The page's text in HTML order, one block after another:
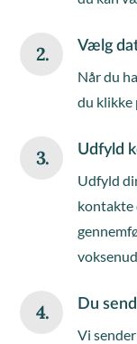
2. Vælg
Når du
du klikke
3. Udfyld
Udfyld
kontakte
4. Du
Vi